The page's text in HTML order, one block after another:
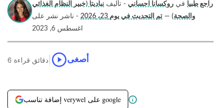
راجع طبيا في روكسانا احساني - تأليف نباديتا (خبير النظام الغذائي
والصحة) — تم التحديث في يوم 23، 2026
- ناشر نشر على
اغسطس 6, 2023
6 دقائق قراءة أصغى
إضافة تناسب verywel على google